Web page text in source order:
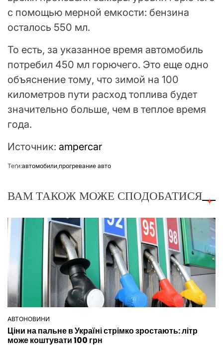
с помощью мерной емкости: бензина
осталось 550 мл.
То есть, за указанное время автомобиль
потребил 450 мл горючего. Это еще одно
объяснение тому, что зимой на 100
километров пути расход топлива будет
значительно больше, чем в теплое время
года.
Источник: ampercar
Теґи:автомобили,прогревание авто
ВАМ ТАКОЖ МОЖЕ СПОДОБАТИСЯ
ОПУБЛІКУВАТИ
У
АВТОНОВИНИ
Ціни на пальне в Україні стрімко зростають: літр
може коштувати 100 грн